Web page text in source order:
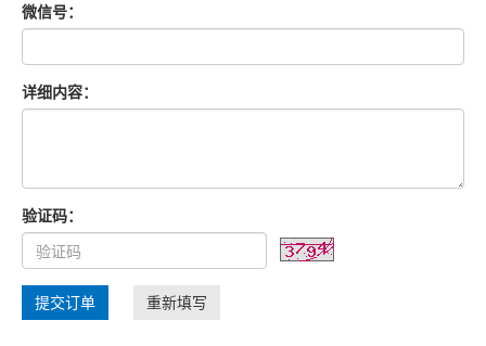
微信号：
详细内容：
验证码：
提交订单 重新填写